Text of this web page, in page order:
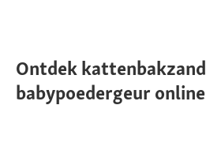
Ontdek kattenbakzand
babypoedergeur online